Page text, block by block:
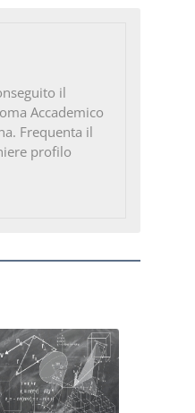
il
Accademico
Frequenta il
profilo